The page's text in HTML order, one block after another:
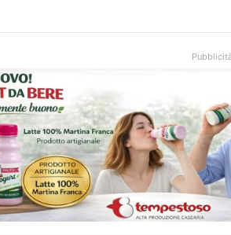
scattano i divieti alla Baia dei